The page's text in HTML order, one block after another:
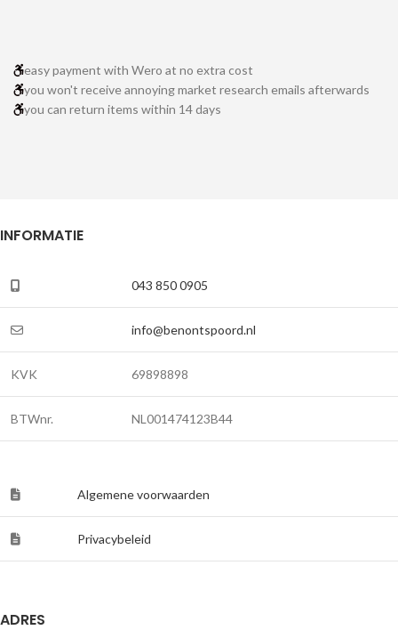
easy payment with Wero at no extra cost
you won't receive annoying market research emails afterwards
you can return items within 14 days
INFORMATIE
043 850 0905
info@benontspoord.nl
KVK 69898898
BTWnr. NL001474123B44
Algemene voorwaarden
Privacybeleid
ADRES